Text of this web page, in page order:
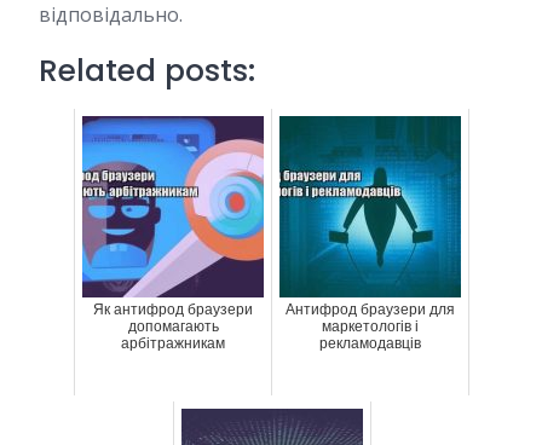
відповідально.
Related posts:
Як антифрод браузери
допомагають
арбітражникам
Антифрод браузери для
маркетологів і
рекламодавців